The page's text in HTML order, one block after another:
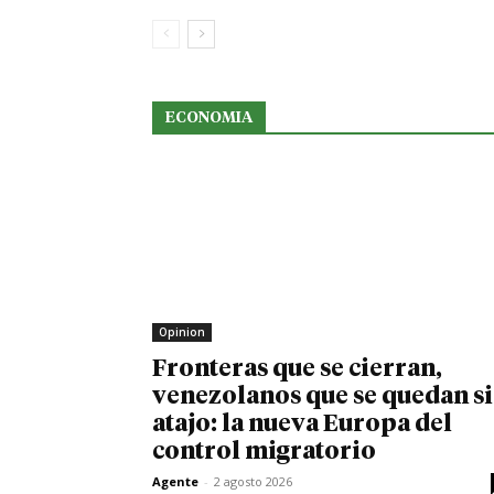
ECONOMIA
Opinion
Fronteras que se cierran,
venezolanos que se quedan
atajo: la nueva Europa del
control migratorio
Agente - 2 agosto 2026